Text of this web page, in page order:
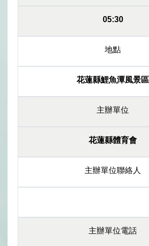
05:30
地點
花蓮縣鯉魚潭風景區
主辦單位
花蓮縣體育會
主辦單位聯絡人
主辦單位電話